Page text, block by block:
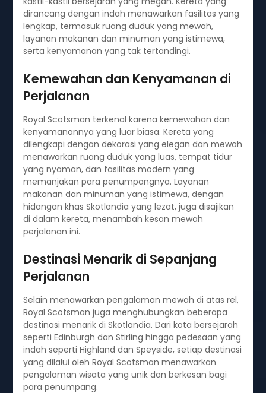
dirancang dengan indah menawarkan fasilitas yang
lengkap, termasuk ruang duduk yang mewah,
layanan makanan dan minuman yang istimewa,
serta kenyamanan yang tak tertandingi.
Kemewahan dan Kenyamanan di
Perjalanan
Royal Scotsman terkenal karena kemewahan dan
kenyamanannya yang luar biasa. Kereta yang
dilengkapi dengan dekorasi yang elegan dan mewah
menawarkan ruang duduk yang luas, tempat tidur
yang nyaman, dan fasilitas modern yang
memanjakan para penumpangnya. Layanan
makanan dan minuman yang istimewa, dengan
hidangan khas Skotlandia yang lezat, juga disajikan
di dalam kereta, menambah kesan mewah
perjalanan ini.
Destinasi Menarik di Sepanjang
Perjalanan
Selain menawarkan pengalaman mewah di atas rel,
Royal Scotsman juga menghubungkan beberapa
destinasi menarik di Skotlandia. Dari kota bersejarah
seperti Edinburgh dan Stirling hingga pedesaan yang
indah seperti Highland dan Speyside, setiap destinasi
yang dilalui oleh Royal Scotsman menawarkan
pengalaman wisata yang unik dan berkesan bagi
para penumpang.